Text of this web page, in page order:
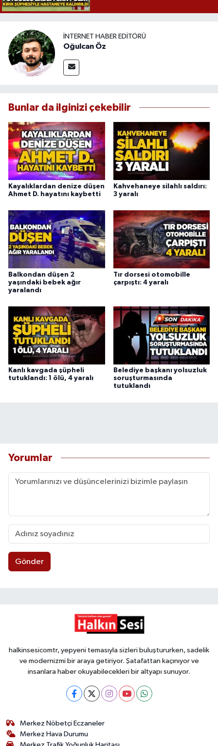
İNTERNET HABER EDITÖRÜ
Oğulcan Öz
Bunlar da ilginizi çekebilir
Kayalıklardan denize düşen
Ahmet D. hayatını kaybetti
Kahvehaneye silahlı saldırı:
3 yaralı
Balkondan düşen 2
yaşındaki bebek ağır
yaralandı
Tır dorsesi otomobille
çarpıştı: 4 yaralı
Kanlı kavgada şüpheli
tutuklandı: 1 ölü, 4 yaralı
Belediye başkanı yolsuzluk
soruşturmasında
tutuklandı
Yorumlar
Gönder
halkinsesicomtr, yepyeni temasıyla sizleri buluştururken, sadelik
ve modernizmi bir araya getiriyor. Şatafattan kaçınıyor ve
insanlara haber okuyabilecekleri bir altyapı sunuyor.
Merkez Nöbetçi Eczaneler
Merkez Hava Durumu